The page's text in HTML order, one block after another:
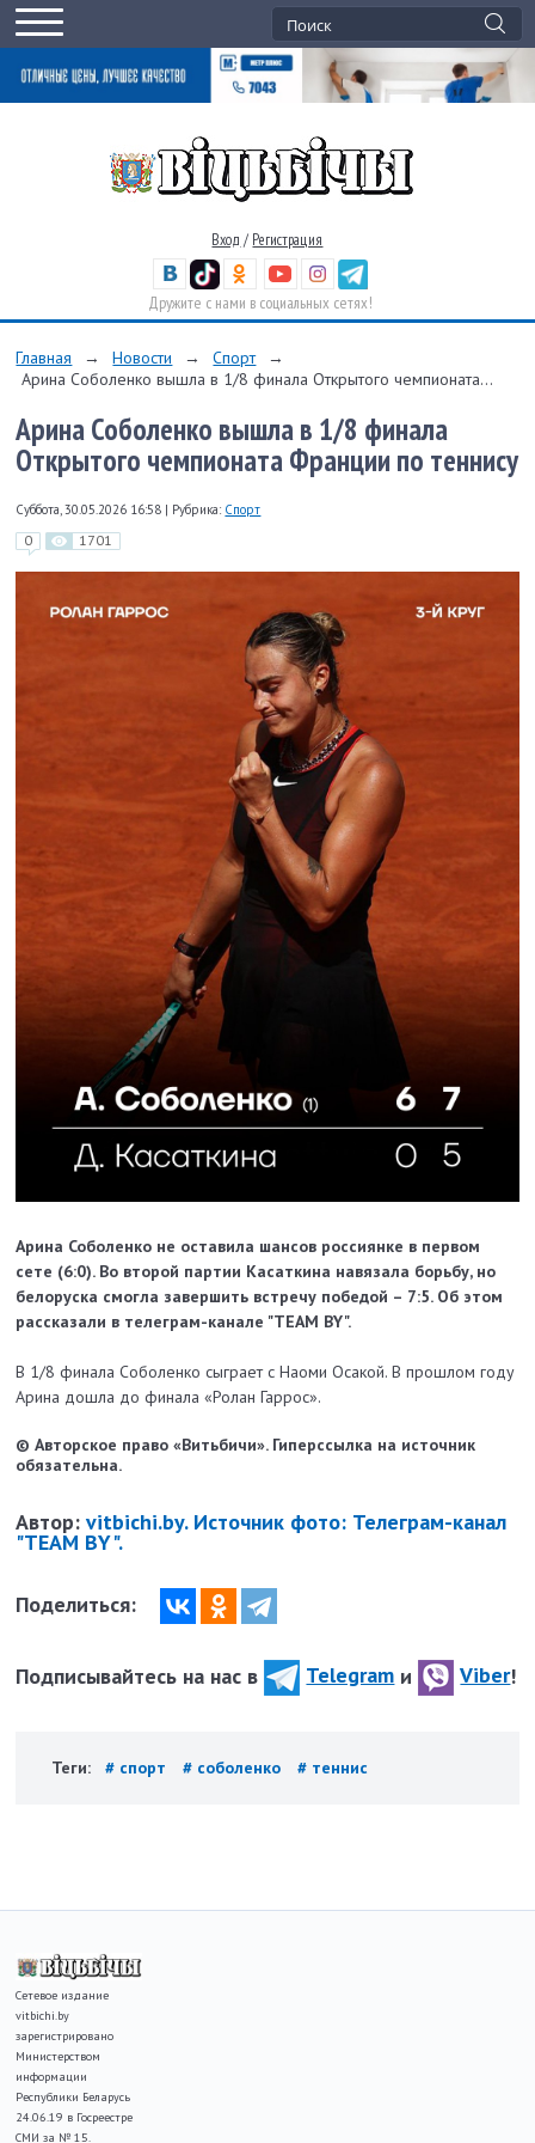
Вход / Регистрация
Дружите с нами в социальных сетях!
Главная → Новости → Спорт
→
Арина Соболенко вышла в 1/8 финала Открытого чемпионата...
Арина Соболенко вышла в 1/8 финала
Открытого чемпионата Франции по теннису
Суббота, 30.05.2026 16:58 | Рубрика: Спорт
0 1701
Арина Соболенко не оставила шансов россиянке в первом
сете (6:0). Во второй партии Касаткина навязала борьбу, но
белоруска смогла завершить встречу победой – 7:5. Об этом
рассказали в телеграм-канале "TEAM BY".
В 1/8 финала Соболенко сыграет с Наоми Осакой. В прошлом году
Арина дошла до финала «Ролан Гаррос».
© Авторское право «Витьбичи». Гиперссылка на источник
обязательна.
Автор:vitbichi.by. Источник фото: Телеграм-канал
"TEAM BY".
Поделиться:
Подписывайтесь на нас в Telegram и Viber!
Теги: # спорт # соболенко # теннис
Сетевое издание
vitbichi.by
зарегистрировано
Министерством
информации
Республики Беларусь
24.06.19 в Госреестре
СМИ за № 15.